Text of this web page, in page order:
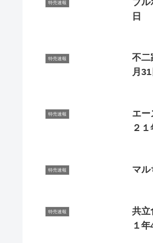
特売速報
日
特売速報
不
月31
特売速報
エ
２
特売速報 マ
特売速報
共
１年